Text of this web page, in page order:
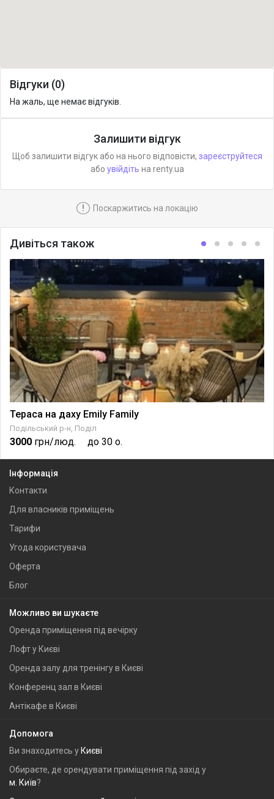
Відгуки (0)
На жаль, ще немає відгуків.
Залишити відгук
Щоб залишити відгук або на нього відповісти, зареєструйтеся
або увійдіть на renty.ua
! Поскаржитись на локацію
Дивіться також
Тераса на даху Emily Family
Подільський р-н, Поділ
3000 грн/люд. до 30 о.
Інформація
Контакти
Для власників приміщень
Тарифи
Угода користувача
Оферта
Блог
Можливо ви шукаєте
Оренда приміщення під вечірку
Лофт у Києві
Оренда залу для тренінгу в Києві
Конференц зал в Києві
Антікафе в Києві
Допомога
Ви знаходитесь у Києві
Обираєте, де орендувати приміщення під захід у
м. Київ?